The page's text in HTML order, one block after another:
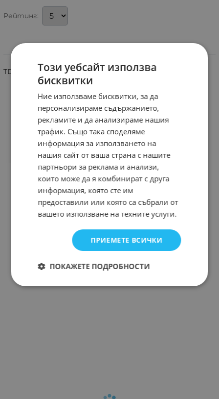
Рейтинг:
TDA1062 DIP16Този уебсайт използва
бисквитки
Ние използваме бисквитки, за да
персонализираме съдържанието,
рекламите и да анализираме нашия
трафик. Също така споделяме
информация за използването на
нашия сайт от ваша страна с нашите
партньори за реклама и анализи,
които може да я комбинират с друга
информация, която сте им
предоставили или която са събрали от
вашето използване на техните услуги.
ПРИЕМЕТЕ ВСИЧКИ
ПОКАЖЕТЕ ПОДРОБНОСТИ